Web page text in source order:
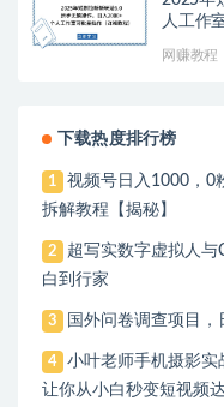
人工作
网赚教程
下载热度排行榜
1
视频号日入1000，0
拆解教程【揭秘】
2
超写实数字虚拟人与
白到行家
3 国外问卷调查项目，
4
小叶老师手机摄影实
让你从小白秒变短视频